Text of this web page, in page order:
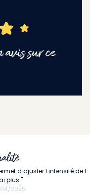
sur ce
d ajuster l intensité de l
plus."
2025